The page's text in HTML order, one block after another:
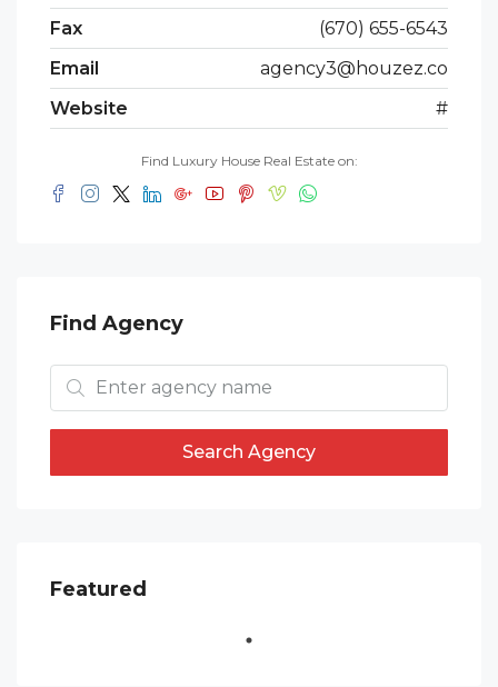
Fax
(670) 655-6543
Email
agency3@houzez.co
Website
#
Find Luxury House Real Estate on:
Find Agency
Search Agency
Featured